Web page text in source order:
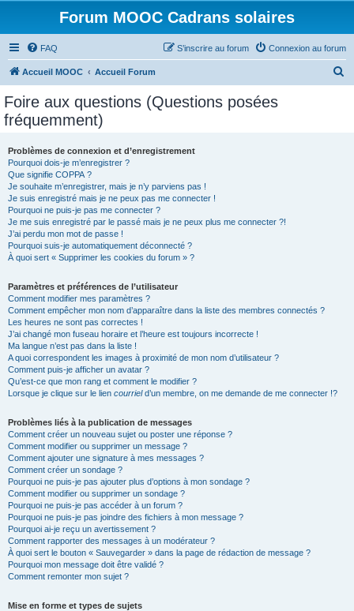
Forum MOOC Cadrans solaires
FAQ Connexion au forum
S’inscrire au forum
Accueil MOOC Accueil Forum
Foire aux questions (Questions posées
fréquemment)
Problèmes de connexion et d’enregistrement
Pourquoi dois-je m’enregistrer ?
Que signifie COPPA ?
Je souhaite m’enregistrer, mais je n’y parviens pas !
Je suis enregistré mais je ne peux pas me connecter !
Pourquoi ne puis-je pas me connecter ?
Je me suis enregistré par le passé mais je ne peux plus me connecter ?!
J’ai perdu mon mot de passe !
Pourquoi suis-je automatiquement déconnecté ?
À quoi sert « Supprimer les cookies du forum » ?
Paramètres et préférences de l’utilisateur
Comment modifier mes paramètres ?
Comment empêcher mon nom d’apparaître dans la liste des membres connectés ?
Les heures ne sont pas correctes !
J’ai changé mon fuseau horaire et l’heure est toujours incorrecte !
Ma langue n’est pas dans la liste !
A quoi correspondent les images à proximité de mon nom d’utilisateur ?
Comment puis-je afficher un avatar ?
Qu’est-ce que mon rang et comment le modifier ?
Lorsque je clique sur le lien courrield’un membre, on me demande de me connecter !?
Problèmes liés à la publication de messages
Comment créer un nouveau sujet ou poster une réponse ?
Comment modifier ou supprimer un message ?
Comment ajouter une signature à mes messages ?
Comment créer un sondage ?
Pourquoi ne puis-je pas ajouter plus d’options à mon sondage ?
Comment modifier ou supprimer un sondage ?
Pourquoi ne puis-je pas accéder à un forum ?
Pourquoi ne puis-je pas joindre des fichiers à mon message ?
Pourquoi ai-je reçu un avertissement ?
Comment rapporter des messages à un modérateur ?
À quoi sert le bouton « Sauvegarder » dans la page de rédaction de message ?
Pourquoi mon message doit être validé ?
Comment remonter mon sujet ?
Mise en forme et types de sujets